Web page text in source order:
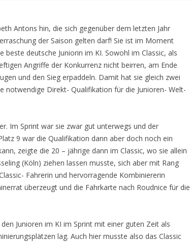
Antons hin, die sich gegenüber dem letzten Jahr
der Saison gelten darf! Sie ist im Moment
beste deutsche Juniorin im KI. Sowohl im Classic, als
Angriffe der Konkurrenz nicht beirren, am Ende
und den Sieg erpaddeln. Damit hat sie gleich zwei
notwendige Direkt- Qualifikation für die Junioren- Welt-
Im Sprint war sie zwar gut unterwegs und der
9 war die Qualifikation dann aber doch noch ein
zeigte die 20 – jährige dann im Classic, wo sie allein
(Köln) ziehen lassen musste, sich aber mit Rang
Fahrerin und hervorragende Kombiniererin
überzeugt und die Fahrkarte nach Roudnice für die
Junioren im KI im Sprint mit einer guten Zeit als
lag. Auch hier musste also das Classic